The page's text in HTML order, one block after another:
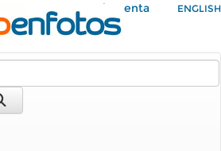
Mi Cuenta ENGLISH